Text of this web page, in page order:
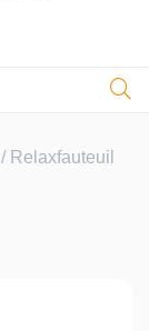
/ Relaxfauteuil